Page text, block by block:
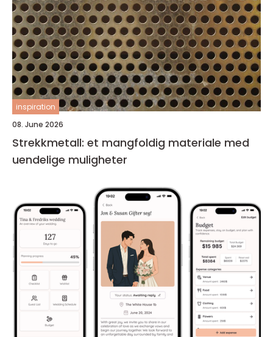
inspiration
08. June 2026
Strekkmetall: et mangfoldig materiale med
uendelige muligheter